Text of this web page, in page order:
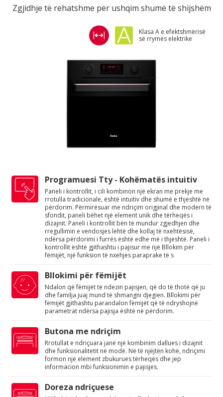
Zgjidhje të rehatshme për ushqim shumë të shijshëm
Klasa A e efektshmërisë
së rrymës elektrike
Programuesi Tty - Kohëmatës intuitiv
Paneli i kontrollit, i cili kombinon një ekran me prekje me
rrotulla tradicionale, është intuitiv dhe shumë e thjeshtë në
përdorim. Përmirësuar me ndriçim origjinal dhe modern të
sfondit, paneli bëhet një element unik dhe tërheqës i
dizajnit. Paneli i kontrollit bën të mundur zgjedhjen dhe
rregullimin e vendosjes lehtë dhe kollaj të nxehtësisë,
ndërsa përdorimi i furrës është edhe më i thjeshtë. Paneli i
kontrollit është gjithashtu i pajisur me një Bllokim për
fëmijët, një funksion të nxehjes paraprake të s
Bllokimi për fëmijët
Ndalon që fëmijët të ndezin pajisjen, që do të thotë që ju
dhe familja juaj mund të shmangni djegien. Bllokimi për
fëmijët gjithashtu parandalon fëmijët që të ndryshojnë
parametrat ndërsa pajisja është në përdorim.
Butona me ndriçim
Rrotullat e ndriçuara janë një kombinim dallues i dizajnit
dhe funksionalitetit në modë. Në të njëjtën kohë, ndriçimi
formon një element zbukurues tërheqës dhe jep
informacion mbi funksionimin e pajisjes.
Doreza ndriçuese